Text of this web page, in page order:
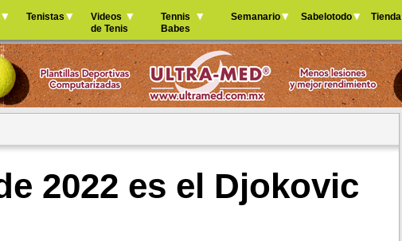
Jump to navigation
Tenistas
Videos
de Tenis
Tennis
Babes
Semanario Sabelotodo Tienda
2022 es el Djokovic